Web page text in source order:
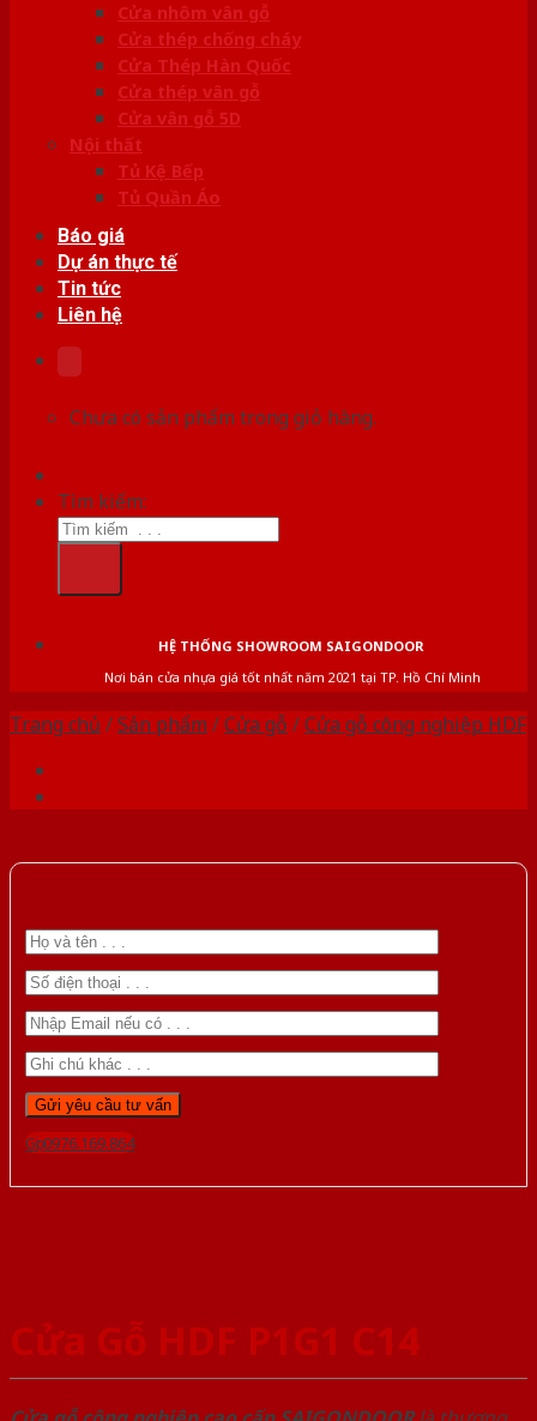
Cửa nhôm vân gỗ
Cửa thép chống cháy
Cửa Thép Hàn Quốc
Cửa thép vân gỗ
Cửa vân gỗ 5D
Nội thất
Tủ Kệ Bếp
Tủ Quần Áo
Báo giá
Dự án thực tế
Tin tức
Liên hệ
Chưa có sản phẩm trong giỏ hàng.
Tìm kiếm:
HỆ THỐNG SHOWROOM SAIGONDOOR
Nơi bán cửa nhựa giá tốt nhất năm 2021 tại TP. Hồ Chí Minh
Trang chủ /Sản phẩm /Cửa gỗ /Cửa gỗ công nghiệp HDF
Gọi 0976.169.864
Cửa Gỗ HDF P1G1 C14